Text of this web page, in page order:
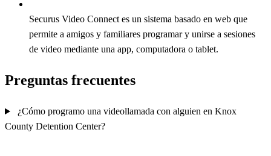
Securus Video Connect es un sistema basado en web que
permite a amigos y familiares programar y unirse a sesiones
de video mediante una app, computadora o tablet.
Preguntas frecuentes
¿Cómo programo una videollamada con alguien en Knox
County Detention Center?